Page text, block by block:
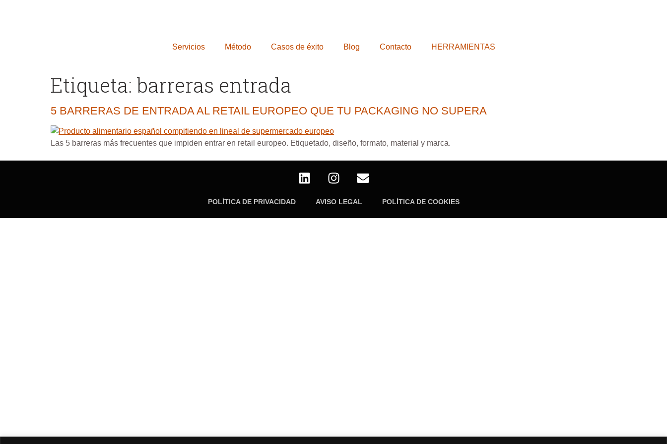
Servicios Método Casos de éxito Blog Contacto HERRAMIENTAS
Etiqueta: barreras entrada
5 BARRERAS DE ENTRADA AL RETAIL EUROPEO QUE TU PACKAGING NO SUPERA
Las 5 barreras más frecuentes que impiden entrar en retail europeo. Etiquetado, diseño, formato, material y marca.
POLÍTICA DE PRIVACIDAD AVISO LEGAL POLÍTICA DE COOKIES